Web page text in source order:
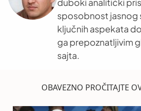
duboki analitički
sposobnost jasnog
ključnih aspekata
ga prepoznatljivim
sajta.
OBAVEZNO PROČITAJTE